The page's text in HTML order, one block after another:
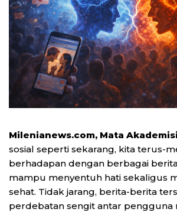
Milenianews.com, Mata Akademisi
sosial seperti sekarang, kita terus-
berhadapan dengan berbagai
mampu menyentuh hati sekaligus
sehat. Tidak jarang, berita-berita
perdebatan sengit antar